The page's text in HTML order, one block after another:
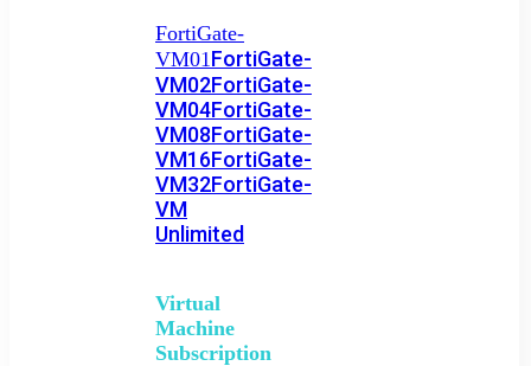
FortiGate-
VM01FortiGate-
VM02FortiGate-
VM04FortiGate-
VM08FortiGate-
VM16FortiGate-
VM32FortiGate-
VM
Unlimited
Virtual
Machine
Subscription